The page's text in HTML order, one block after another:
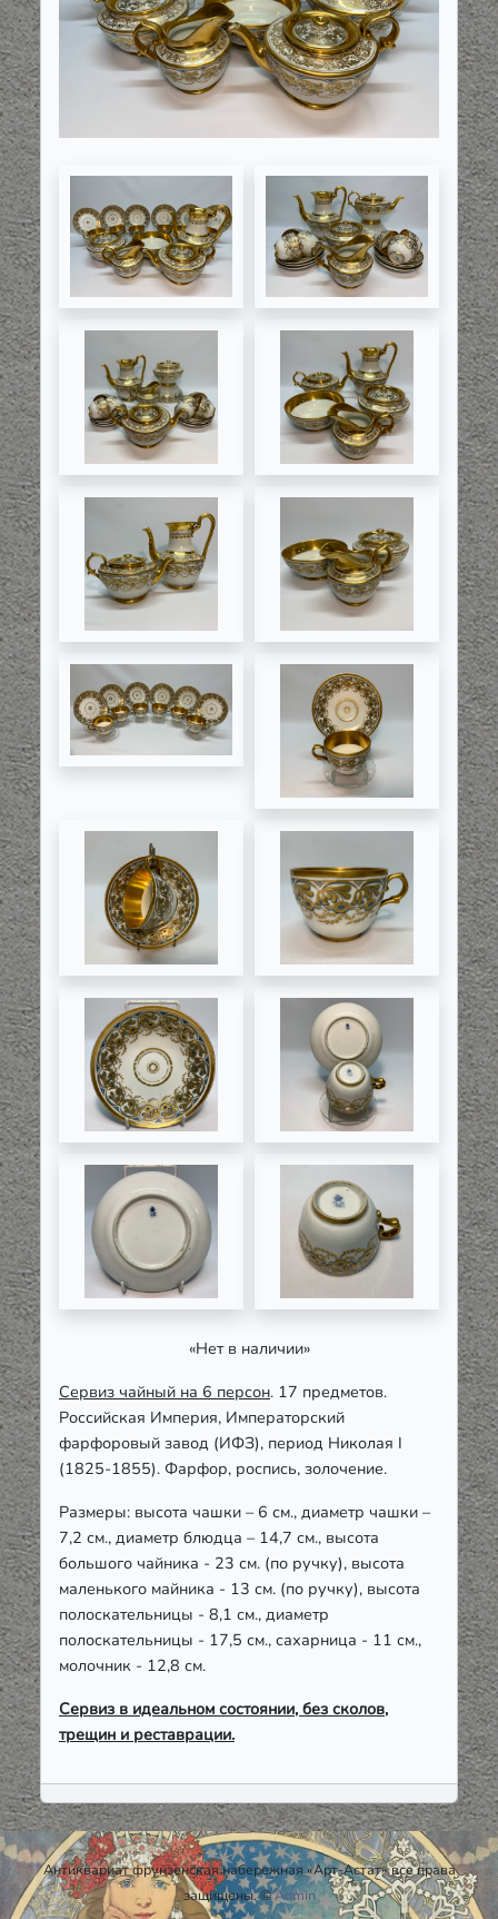
«Нет в наличии»
Сервиз чайный на 6 персон. 17 предметов.
Российская Империя, Императорский
фарфоровый завод (ИФЗ), период Николая I
(1825-1855). Фарфор, роспись, золочение.
Размеры: высота чашки – 6 см., диаметр чашки –
7,2 см., диаметр блюдца – 14,7 см., высота
большого чайника - 23 см. (по ручку), высота
маленького майника - 13 см. (по ручку), высота
полоскательницы - 8,1 см., диаметр
полоскательницы - 17,5 см., сахарница - 11 см.,
молочник - 12,8 см.
Сервиз в идеальном состоянии, без сколов,
трещин и реставрации.
Антиквариат фрунзенская набережная «Арт-Астат» все права
защищены. ©Admin